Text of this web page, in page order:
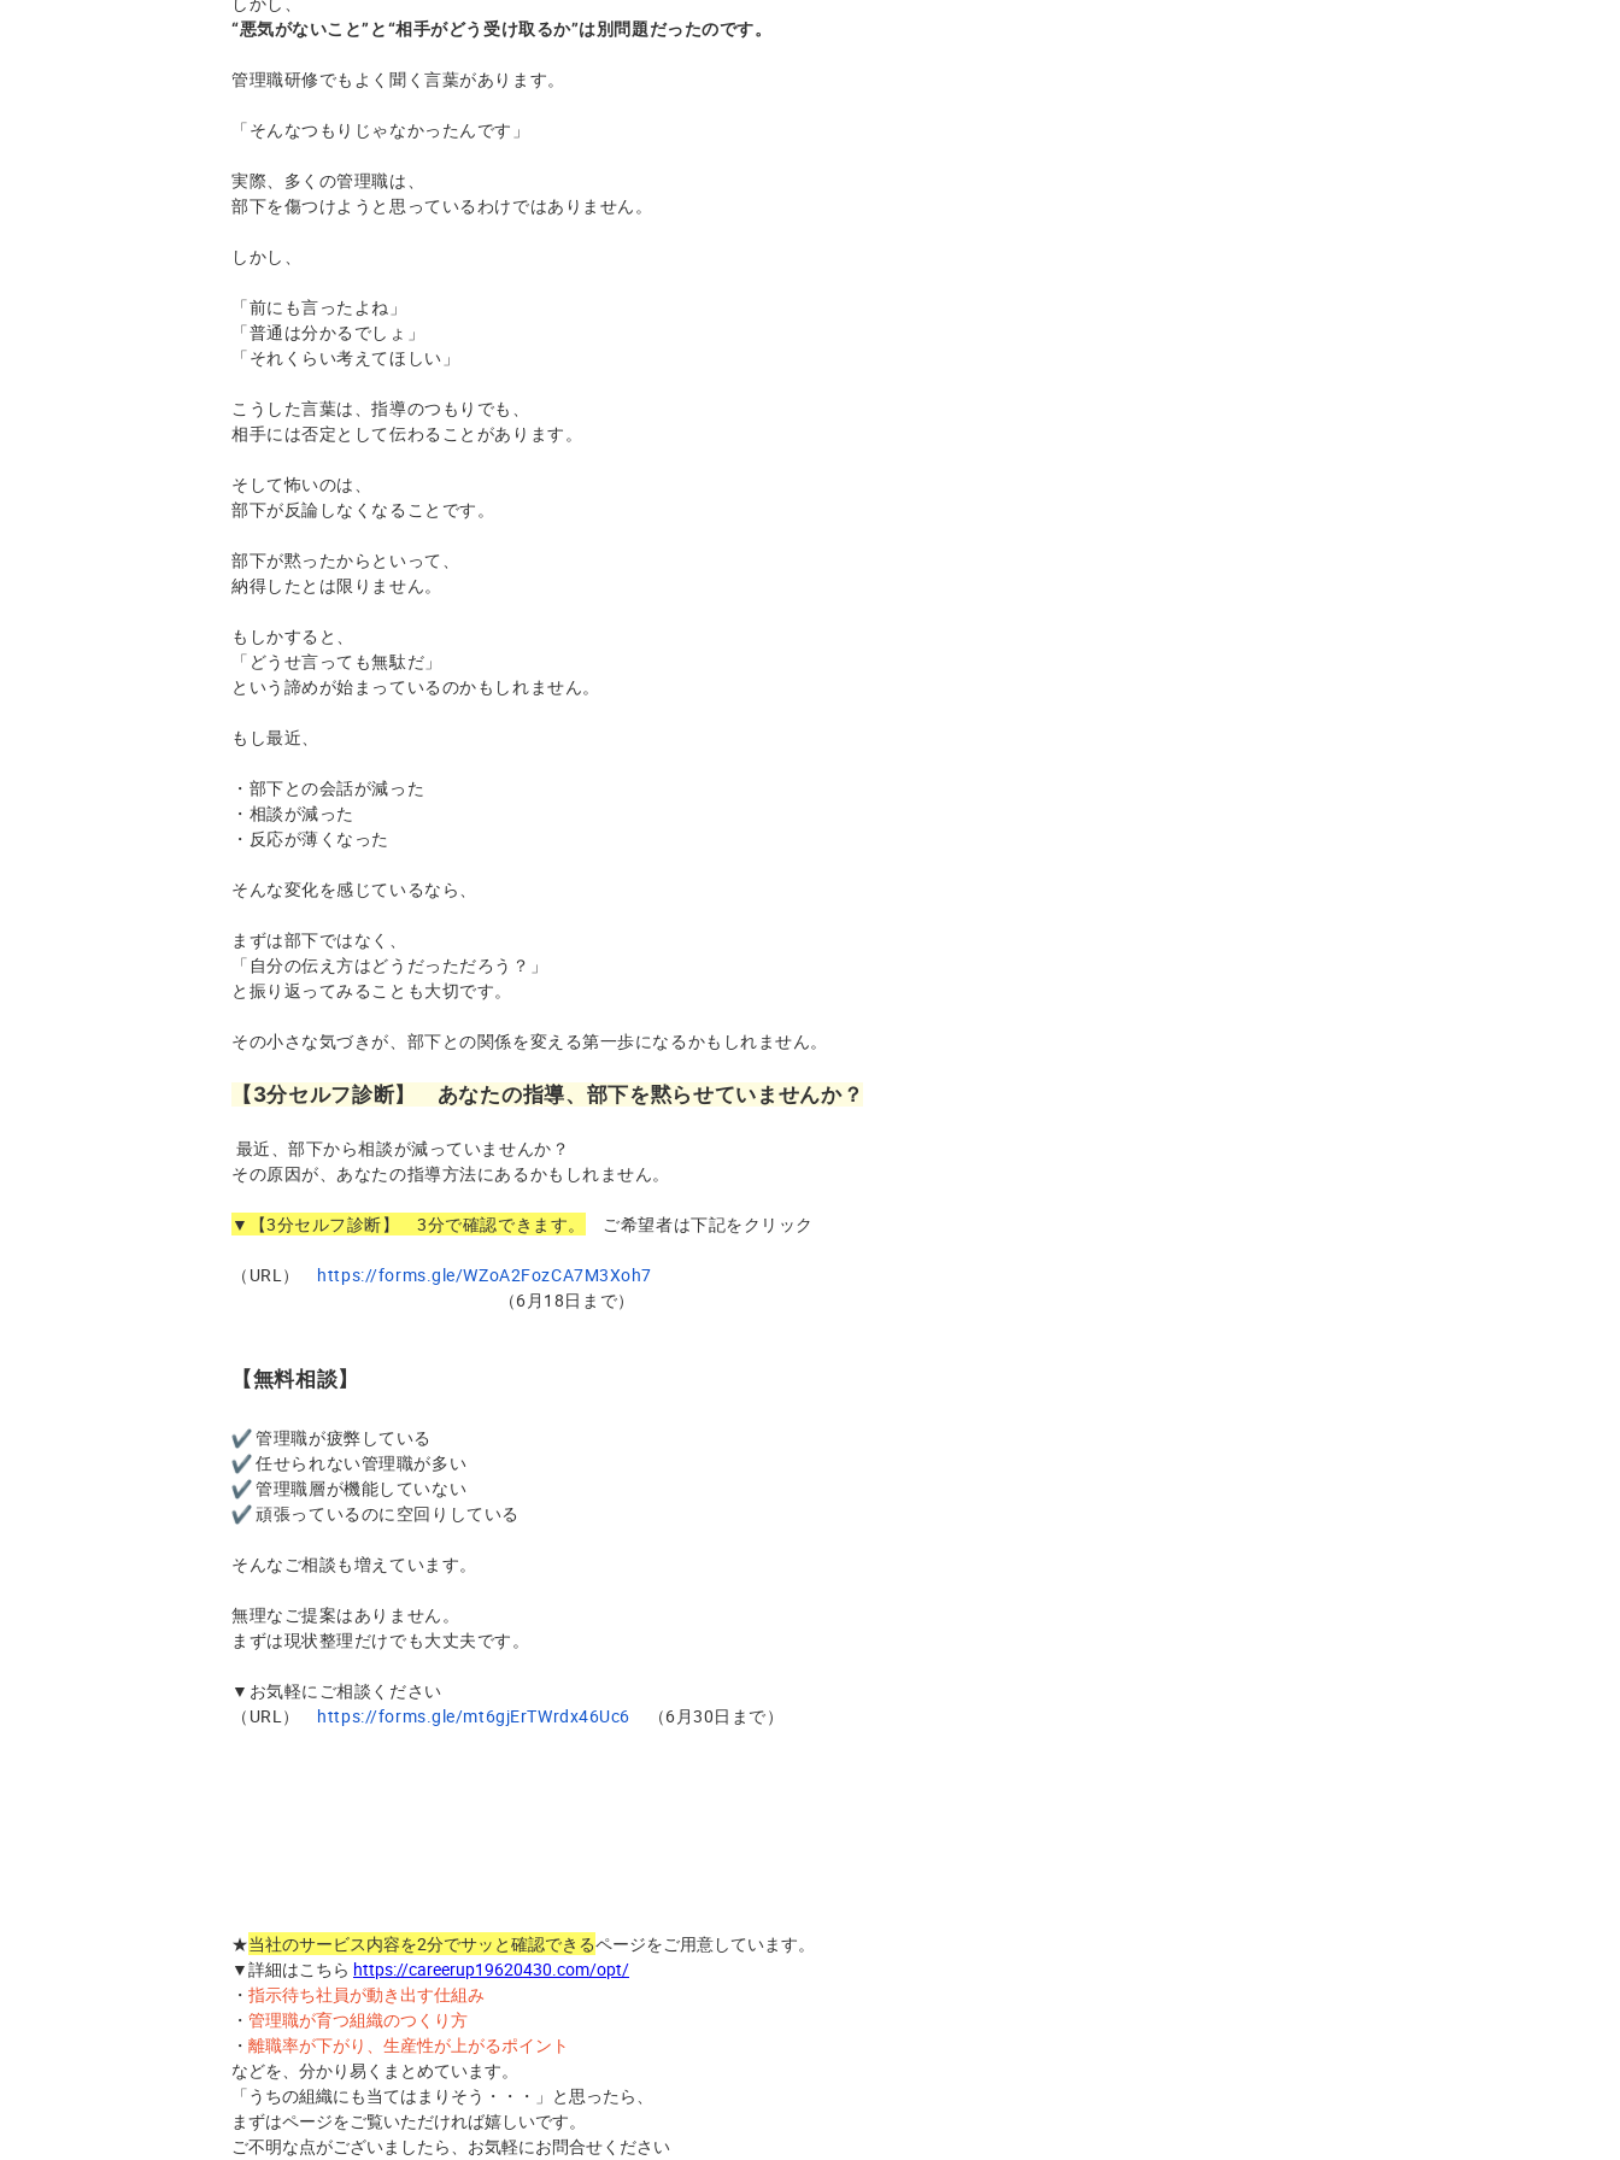
“悪気がないこと”と“相手がどう受け取るか”は別問題だったのです。
管理職研修でもよく聞く言葉があります。
「そんなつもりじゃなかったんです」
実際、多くの管理職は、
部下を傷つけようと思っているわけではありません。
しかし、
「前にも言ったよね」
「普通は分かるでしょ」
「それくらい考えてほしい」
こうした言葉は、指導のつもりでも、
相手には否定として伝わることがあります。
そして怖いのは、
部下が反論しなくなることです。
部下が黙ったからといって、
納得したとは限りません。
もしかすると、
「どうせ言っても無駄だ」
という諦めが始まっているのかもしれません。
もし最近、
・部下との会話が減った
・相談が減った
・反応が薄くなった
そんな変化を感じているなら、
まずは部下ではなく、
「自分の伝え方はどうだっただろう？」
と振り返ってみることも大切です。
その小さな気づきが、 部下との関係を変える第一歩になるかもしれません。
【3分セルフ診断】 あなたの指導、部下を黙らせていませんか？
最近、部下から相談が減っていませんか？
その原因が、あなたの指導方法にあるかもしれません。
▼【3分セルフ診断】 3分で確認できます。 ご希望者は下記をクリック
（URL） https://forms.gle/WZoA2FozCA7M3Xoh7
（6月18日まで）
【無料相談】
管理職が疲弊している
任せられない管理職が多い
管理職層が機能していない
頑張っているのに空回りしている
そんなご相談も増えています。
無理なご提案はありません。
まずは現状整理だけでも大丈夫です。
▼お気軽にご相談ください
（URL） https://forms.gle/mt6gjErTWrdx46Uc6 （6月30日まで）
★当社のサービス内容を2分でサッと確認できるページをご用意しています。
▼詳細はこちら https://careerup19620430.com/opt/
・ 指示待ち社員が動き出す仕組み
・ 管理職が育つ組織のつくり方
・ 離職率が下がり、生産性が上がるポイント
などを、分かり易くまとめています。
「うちの組織にも当てはまりそう・・・」と思ったら、
まずはページをご覧いただければ嬉しいです。
ご不明な点がございましたら、お気軽にお問合せください